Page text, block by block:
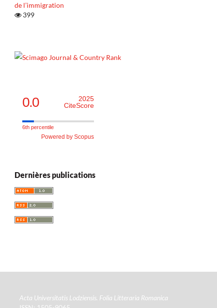
de l’immigration
399
0.0
2025
CiteScore
6th percentile
Powered by Scopus
Dernières publications
Acta Universitatis Lodziensis. Folia Litteraria Romanica